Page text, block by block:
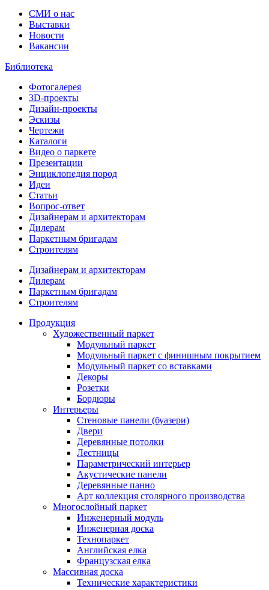
СМИ о нас
Выставки
Новости
Вакансии
Библиотека
Фотогалерея
3D-проекты
Дизайн-проекты
Эскизы
Чертежи
Каталоги
Видео о паркете
Презентации
Энциклопедия пород
Идеи
Статьи
Вопрос-ответ
Дизайнерам и архитекторам
Дилерам
Паркетным бригадам
Строителям
Дизайнерам и архитекторам
Дилерам
Паркетным бригадам
Строителям
Продукция
Художественный паркет
Модульный паркет
Модульный паркет с финишным покрытием
Модульный паркет со вставками
Декоры
Розетки
Бордюры
Интерьеры
Стеновые панели (буазери)
Двери
Деревянные потолки
Лестницы
Параметрический интерьер
Акустические панели
Деревянные панно
Арт коллекция столярного производства
Многослойный паркет
Инженерный модуль
Инженерная доска
Технопаркет
Английская елка
Французская елка
Массивная доска
Технические характеристики